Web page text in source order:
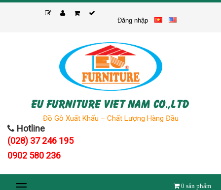
Skip
Đăng nhập
EU FURNITURE VIET NAM CO.,LTD
Đồ Gỗ Xuất Khẩu – Chất Lượng Hàng Đầu
Hotline
(028) 37 246 195
0902 580 236
0 sản phẩm